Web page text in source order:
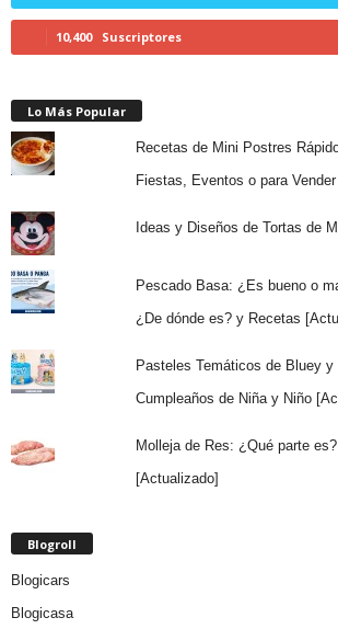
10,400 Suscriptores
Lo Más Popular
Recetas de Mini Postres
Fiestas, Eventos o para
Ideas y Diseños de Tortas de
Pescado Basa: ¿Es bueno o
¿De dónde es? y Recetas
Pasteles Temáticos de Bluey y
Cumpleaños de Niña y Niño
Molleja de Res: ¿Qué parte
[Actualizado]
Blogroll
Blogicars
Blogicasa